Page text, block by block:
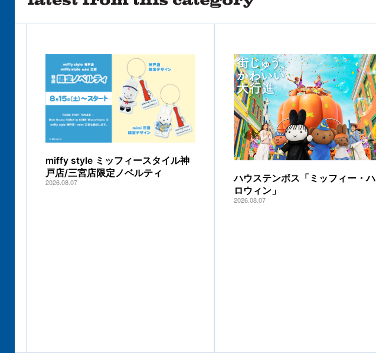
miffy style ミッフィースタイル神
戸店/三宮店限定ノベルティ
2026.08.07
ハウステンボス「ミッフィー・ハ
ロウィン」
2026.08.07